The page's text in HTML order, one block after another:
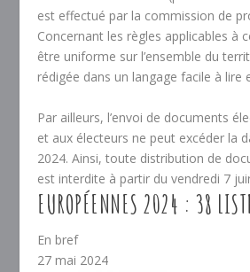
est effectué par la commission de
Concernant les règles applicables à
être uniforme sur l’ensemble du
rédigée dans un langage facile à lire
Par ailleurs, l’envoi de documents
et aux électeurs ne peut excéder la
2024. Ainsi, toute distribution de
est interdite à partir du vendredi 7
EUROPÉENNES 2024 : 38
En bref
27 mai 2024